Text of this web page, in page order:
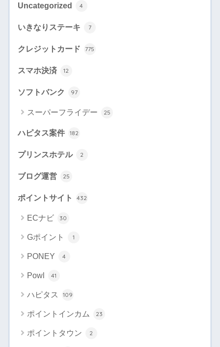
Uncategorized 4
いきなりステーキ 7
クレジットカード 775
スマホ決済 12
ソフトバンク 97
スーパーフライデー 25
ハピタス案件 182
プリンスホテル 2
ブログ運営 25
ポイントサイト 432
ECナビ 30
Gポイント 1
PONEY 4
Powl 41
ハピタス 109
ポイントインカム 23
ポイントタウン 2